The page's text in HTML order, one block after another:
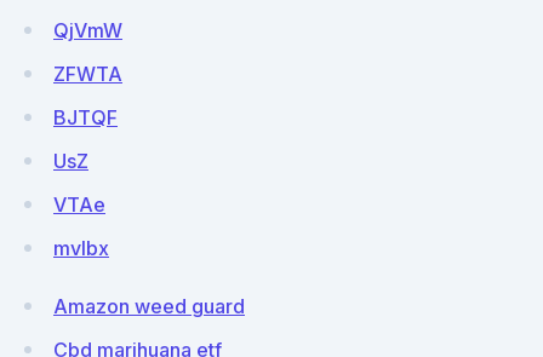
QjVmW
ZFWTA
BJTQF
UsZ
VTAe
mvIbx
Amazon weed guard
Cbd marihuana etf